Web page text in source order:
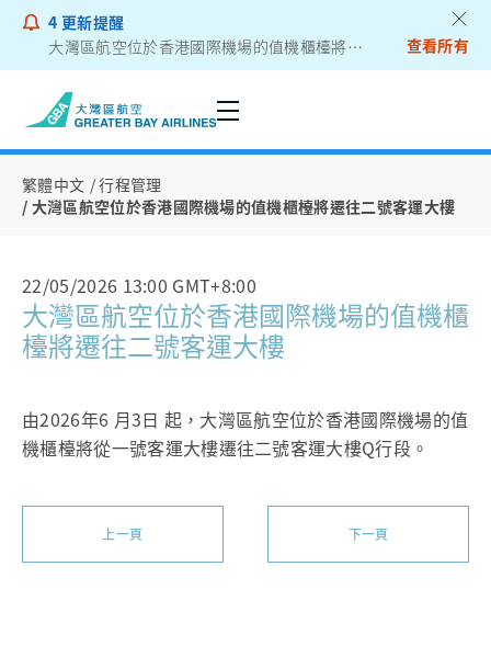
4 更新提醒
大灣區航空位於香港國際機場的值機櫃檯將遷往二號客運大樓
查看所有
繁體中文
行程管理
大灣區航空位於香港國際機場的值機櫃檯將遷往二號客運大樓
22/05/2026 13:00 GMT+8:00
大灣區航空位於香港國際機場的值機櫃
檯將遷往二號客運大樓
由2026年6 月3日 起，大灣區航空位於香港國際機場的值
機櫃檯將從一號客運大樓遷往二號客運大樓Q行段。
上一頁 下一頁